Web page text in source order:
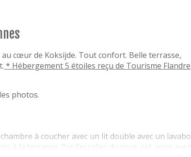
cœur de Koksijde. Tout confort. Belle terrasse,
* Hébergement 5 étoiles reçu de Tourisme Flandre
photos.
à coucher avec un lit double avec un lavabo
à la terrasse. Par l'escalier du sous-sol, vous avez